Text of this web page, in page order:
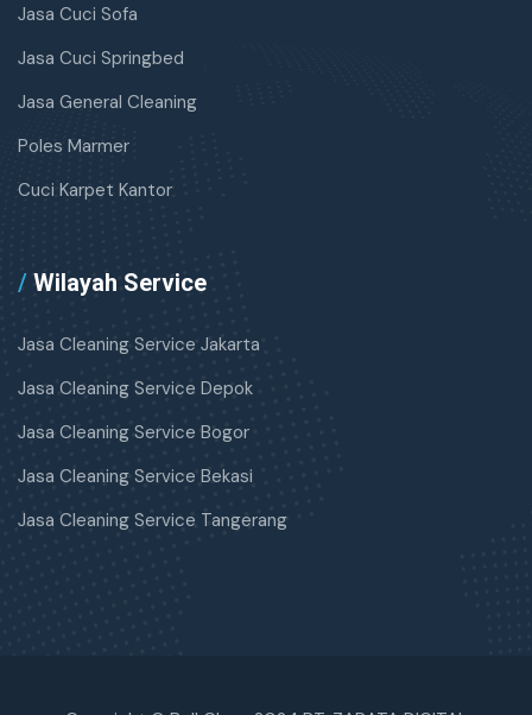
Jasa Cuci Sofa
Jasa Cuci Springbed
Jasa General Cleaning
Poles Marmer
Cuci Karpet Kantor
/ Wilayah Service
Jasa Cleaning Service Jakarta
Jasa Cleaning Service Depok
Jasa Cleaning Service Bogor
Jasa Cleaning Service Bekasi
Jasa Cleaning Service Tangerang